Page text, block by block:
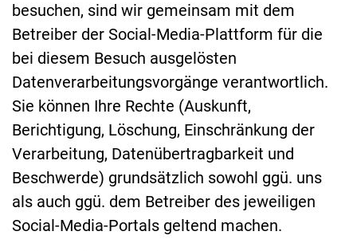
besuchen, sind wir gemeinsam mit dem
Betreiber der Social-Media-Plattform für die
bei diesem Besuch ausgelösten
Datenverarbeitungsvorgänge verantwortlich.
Sie können Ihre Rechte (Auskunft,
Berichtigung, Löschung, Einschränkung der
Verarbeitung, Datenübertragbarkeit und
Beschwerde) grundsätzlich sowohl ggü. uns
als auch ggü. dem Betreiber des jeweiligen
Social-Media-Portals geltend machen.